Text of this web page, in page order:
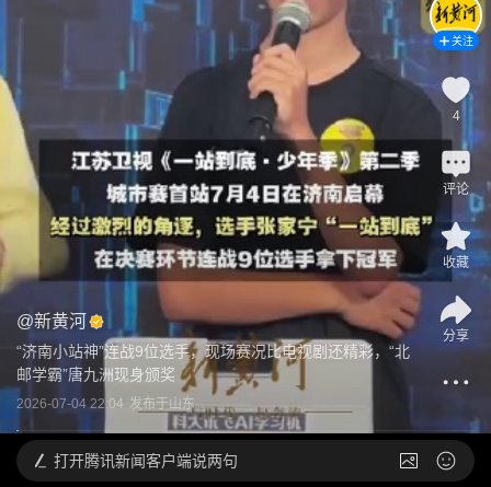
@新黄河
“济南小站神”连战9位选手，现场赛况比电视剧还精彩，“北
邮学霸”唐九洲现身颁奖
2026-07-04 22:04 发布于山东
关注
4
评论
收藏
分享
打开腾讯新闻客户端说两句